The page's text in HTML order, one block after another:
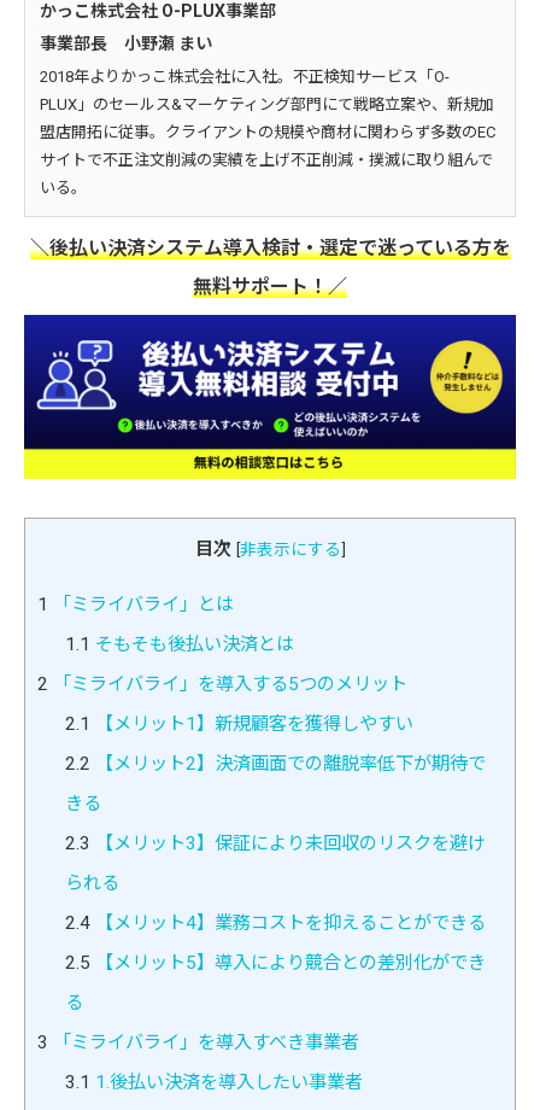
かっこ株式会社 O-PLUX事業部
事業部長 小野瀬 まい
2018年よりかっこ株式会社に入社。不正検知サービス「O-
PLUX」のセールス&マーケティング部門にて戦略立案や、新規加
盟店開拓に従事。クライアントの規模や商材に関わらず多数のEC
サイトで不正注文削減の実績を上げ不正削減・撲滅に取り組んで
いる。
＼後払い決済システム導入検討・選定で迷っている方を
無料サポート！／
目次 [非表示にする]
1
「ミライバライ」とは
1.1 そもそも後払い決済とは
2 「ミライバライ」を導入する5つのメリット
2.1
【メリット1】新規顧客を獲得しやすい
2.2 【メリット2】決済画面での離脱率低下が期待で
きる
2.3 【メリット3】保証により未回収のリスクを避け
られる
2.4【メリット4】業務コストを抑えることができる
2.5 【メリット5】導入により競合との差別化ができ
る
3
「ミライバライ」を導入すべき事業者
3.1 1.後払い決済を導入したい事業者